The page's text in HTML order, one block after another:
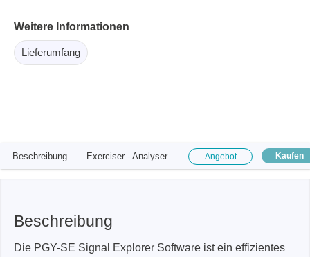
Weitere Informationen
Lieferumfang
Beschreibung Exerciser - Analyser Angebot Kaufen
Beschreibung
Die PGY-SE Signal Explorer Software ist ein effizientes